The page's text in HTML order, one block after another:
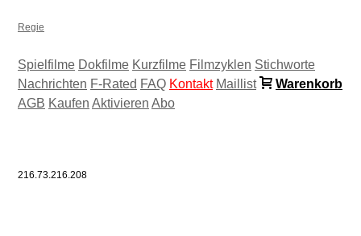
Regie
Spielfilme Dokfilme Kurzfilme Filmzyklen Stichworte
Nachrichten F-Rated FAQ Kontakt Maillist
Warenkorb
AGB Kaufen Aktivieren Abo
216.73.216.208